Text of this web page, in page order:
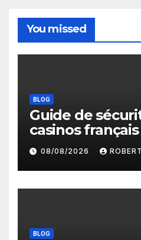
You missed
BLOG
Guide de
casinos français
protections,
paiements
08/08/2026
BLOG